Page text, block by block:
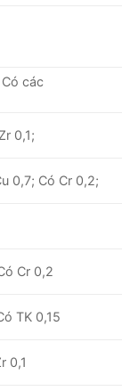
các
0,1;
0,7; Có Cr 0,2;
Cr 0,2
TK 0,15
0,1